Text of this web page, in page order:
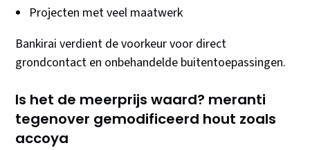
Projecten met veel maatwerk
Bankirai verdient de voorkeur voor direct
grondcontact en onbehandelde buitentoepassingen.
Is het de meerprijs waard? meranti
tegenover gemodificeerd hout zoals
accoya